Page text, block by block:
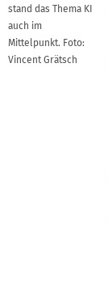
stand das Thema KI
auch im
Mittelpunkt. Foto:
Vincent Grätsch